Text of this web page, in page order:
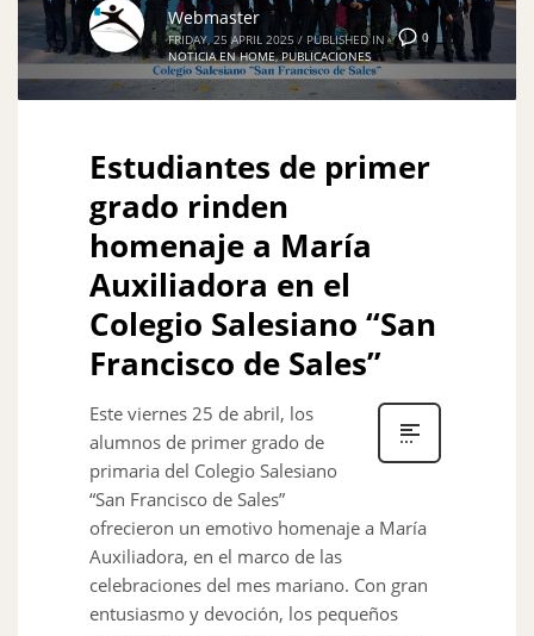
0
Webmaster
FRIDAY, 25 APRIL 2025 / PUBLISHED IN
NOTICIA EN HOME,PUBLICACIONES
Estudiantes de primer
grado rinden
homenaje a María
Auxiliadora en el
Colegio Salesiano “San
Francisco de Sales”
Este viernes 25 de abril, los
alumnos de primer grado de
primaria del Colegio Salesiano
“San Francisco de Sales”
ofrecieron un emotivo homenaje a María
Auxiliadora, en el marco de las
celebraciones del mes mariano. Con gran
entusiasmo y devoción, los pequeños